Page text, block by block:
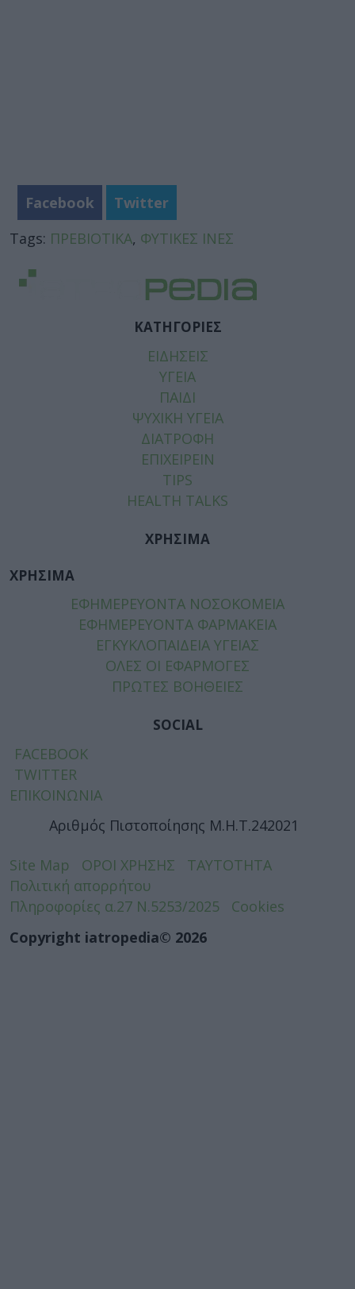
Facebook
Twitter
Tags: ΠΡΕΒΙΟΤΙΚΑ, ΦΥΤΙΚΕΣ ΙΝΕΣ
ΚΑΤΗΓΟΡΙΕΣ
ΕΙΔΗΣΕΙΣ
ΥΓΕΙΑ
ΠΑΙΔΙ
ΨΥΧΙΚΗ ΥΓΕΙΑ
ΔΙΑΤΡΟΦΗ
ΕΠΙΧΕΙΡΕΙΝ
TIPS
HEALTH TALKS
ΧΡΗΣΙΜΑ
ΧΡΗΣΙΜΑ
ΕΦΗΜΕΡΕΥΟΝΤΑ ΝΟΣΟΚΟΜΕΙΑ
ΕΦΗΜΕΡΕΥΟΝΤΑ ΦΑΡΜΑΚΕΙΑ
ΕΓΚΥΚΛΟΠΑΙΔΕΙΑ ΥΓΕΙΑΣ
ΟΛΕΣ ΟΙ ΕΦΑΡΜΟΓΕΣ
ΠΡΩΤΕΣ ΒΟΗΘΕΙΕΣ
SOCIAL
FACEBOOK
TWITTER
ΕΠΙΚΟΙΝΩΝΙΑ
Αριθμός Πιστοποίησης Μ.Η.Τ.242021
Site Map ΟΡΟΙ ΧΡΗΣΗΣ
ΤΑΥΤΟΤΗΤΑ
Πολιτική απορρήτου
Πληροφορίες α.27 Ν.5253/2025
Cookies
Copyright iatropedia© 2026